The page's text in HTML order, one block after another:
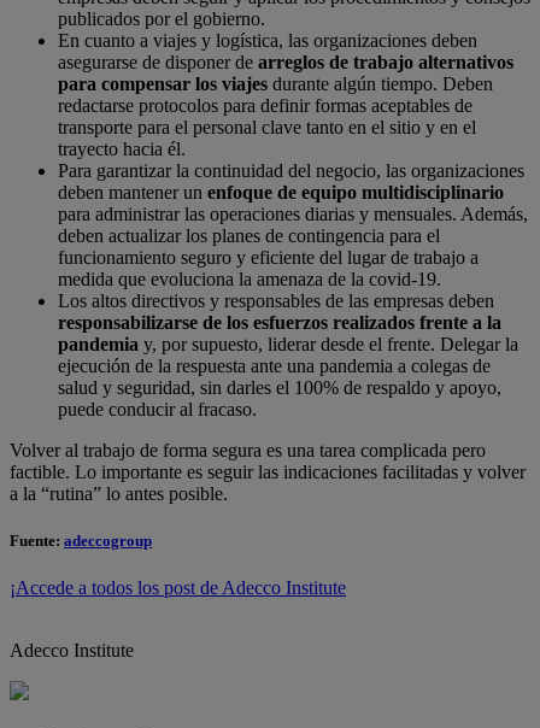
publicados por el gobierno.
En cuanto a viajes y logística, las organizaciones deben
asegurarse de disponer de arreglos de trabajo alternativos
para compensar los viajes durante algún tiempo. Deben
redactarse protocolos para definir formas aceptables de
transporte para el personal clave tanto en el sitio y en el
trayecto hacia él.
Para garantizar la continuidad del negocio, las organizaciones
deben mantener un enfoque de equipo multidisciplinario
para administrar las operaciones diarias y mensuales. Además,
deben actualizar los planes de contingencia para el
funcionamiento seguro y eficiente del lugar de trabajo a
medida que evoluciona la amenaza de la covid-19.
Los altos directivos y responsables de las empresas deben
responsabilizarse de los esfuerzos realizados frente a la
pandemia y, por supuesto, liderar desde el frente. Delegar la
ejecución de la respuesta ante una pandemia a colegas de
salud y seguridad, sin darles el 100% de respaldo y apoyo,
puede conducir al fracaso.
Volver al trabajo de forma segura es una tarea complicada pero
factible. Lo importante es seguir las indicaciones facilitadas y volver
a la “rutina” lo antes posible.
Fuente: adeccogroup
¡Accede a todos los post de Adecco Institute
Adecco Institute